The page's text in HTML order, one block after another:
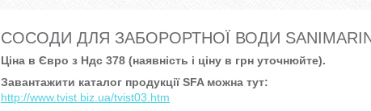
СОСОДИ ДЛЯ ЗАБОРОРТНОЇ ВОДИ SANIMARIN
Ціна в Євро з Ндс 378 (наявність і ціну в грн уточнюйте).
Завантажити каталог продукції SFA можна тут:
http://www.tvist.biz.ua/tvist03.htm